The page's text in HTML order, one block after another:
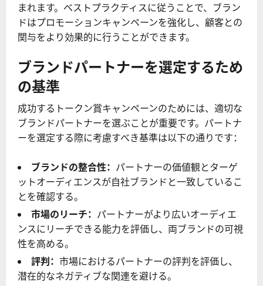
まれます。ベストプラクティスに従うことで、ブラン
ドはプロモーションキャンペーンを強化し、顧客との
関与をより効果的に行うことができます。
ブランドパートナーを選定するため
の基準
成功するトークン賞キャンペーンのためには、適切な
ブランドパートナーを選ぶことが重要です。パートナ
ーを選定する際に考慮すべき基準は以下の通りです：
ブランドの整合性： パートナーの価値観とターゲ
ットオーディエンスが自社ブランドと一致しているこ
とを確認する。
市場のリーチ： パートナーがより広いオーディエ
ンスにリーチできる能力を評価し、両ブランドの可視
性を高める。
評判： 市場におけるパートナーの評判を評価し、
潜在的なネガティブな関連を避ける。